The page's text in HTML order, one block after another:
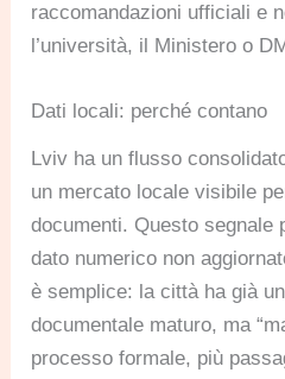
raccomandazioni ufficiali e
l’università, il Ministero o
Dati locali: perché contano
Lviv ha un flusso
un mercato locale visibile
documenti. Questo segnale
dato numerico non
è semplice: la città ha già
documentale maturo, ma
processo formale, più